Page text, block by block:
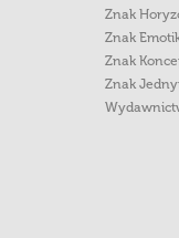
Znak
Znak
Znak
Znak